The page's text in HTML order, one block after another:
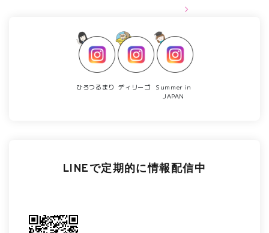
ひろつるまり ディリーゴ
Summer in
JAPAN
LINEで定期的に情報配信中